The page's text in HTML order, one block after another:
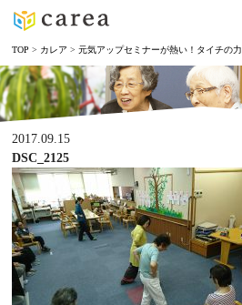
TOP > カレア >元気アップセミナーが熱い！タイチの力
2017.09.15
DSC_2125